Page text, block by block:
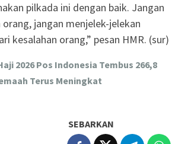
pilkada ini dengan baik. Jangan
jangan menjelek-jelekan
kesalahan orang,” pesan HMR. (sur)
2026 Pos Indonesia Tembus 266,8
Terus Meningkat
SEBARKAN